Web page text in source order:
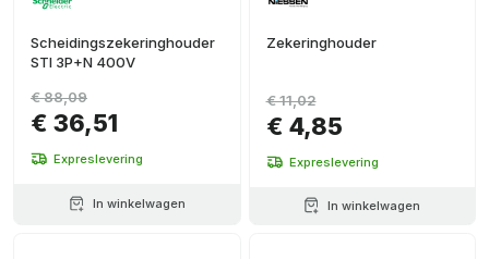
Scheidingszekeringhouder
STI 3P+N 400V
€ 36,51
€ 88,09
Expreslevering
In winkelwagen
Zekeringhouder
€ 4,85
€ 11,02
Expreslevering
In winkelwagen